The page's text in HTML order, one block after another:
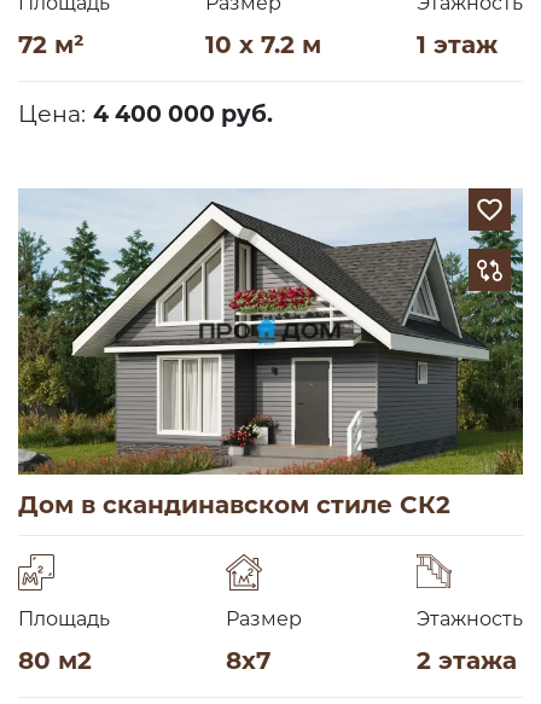
72 м² 10 x 7.2 м 1 этаж
Цена: 4 400 000 руб.
Дом в скандинавском стиле СК2
Площадь
80 м2
Размер
8х7
Этажность
2 этажа